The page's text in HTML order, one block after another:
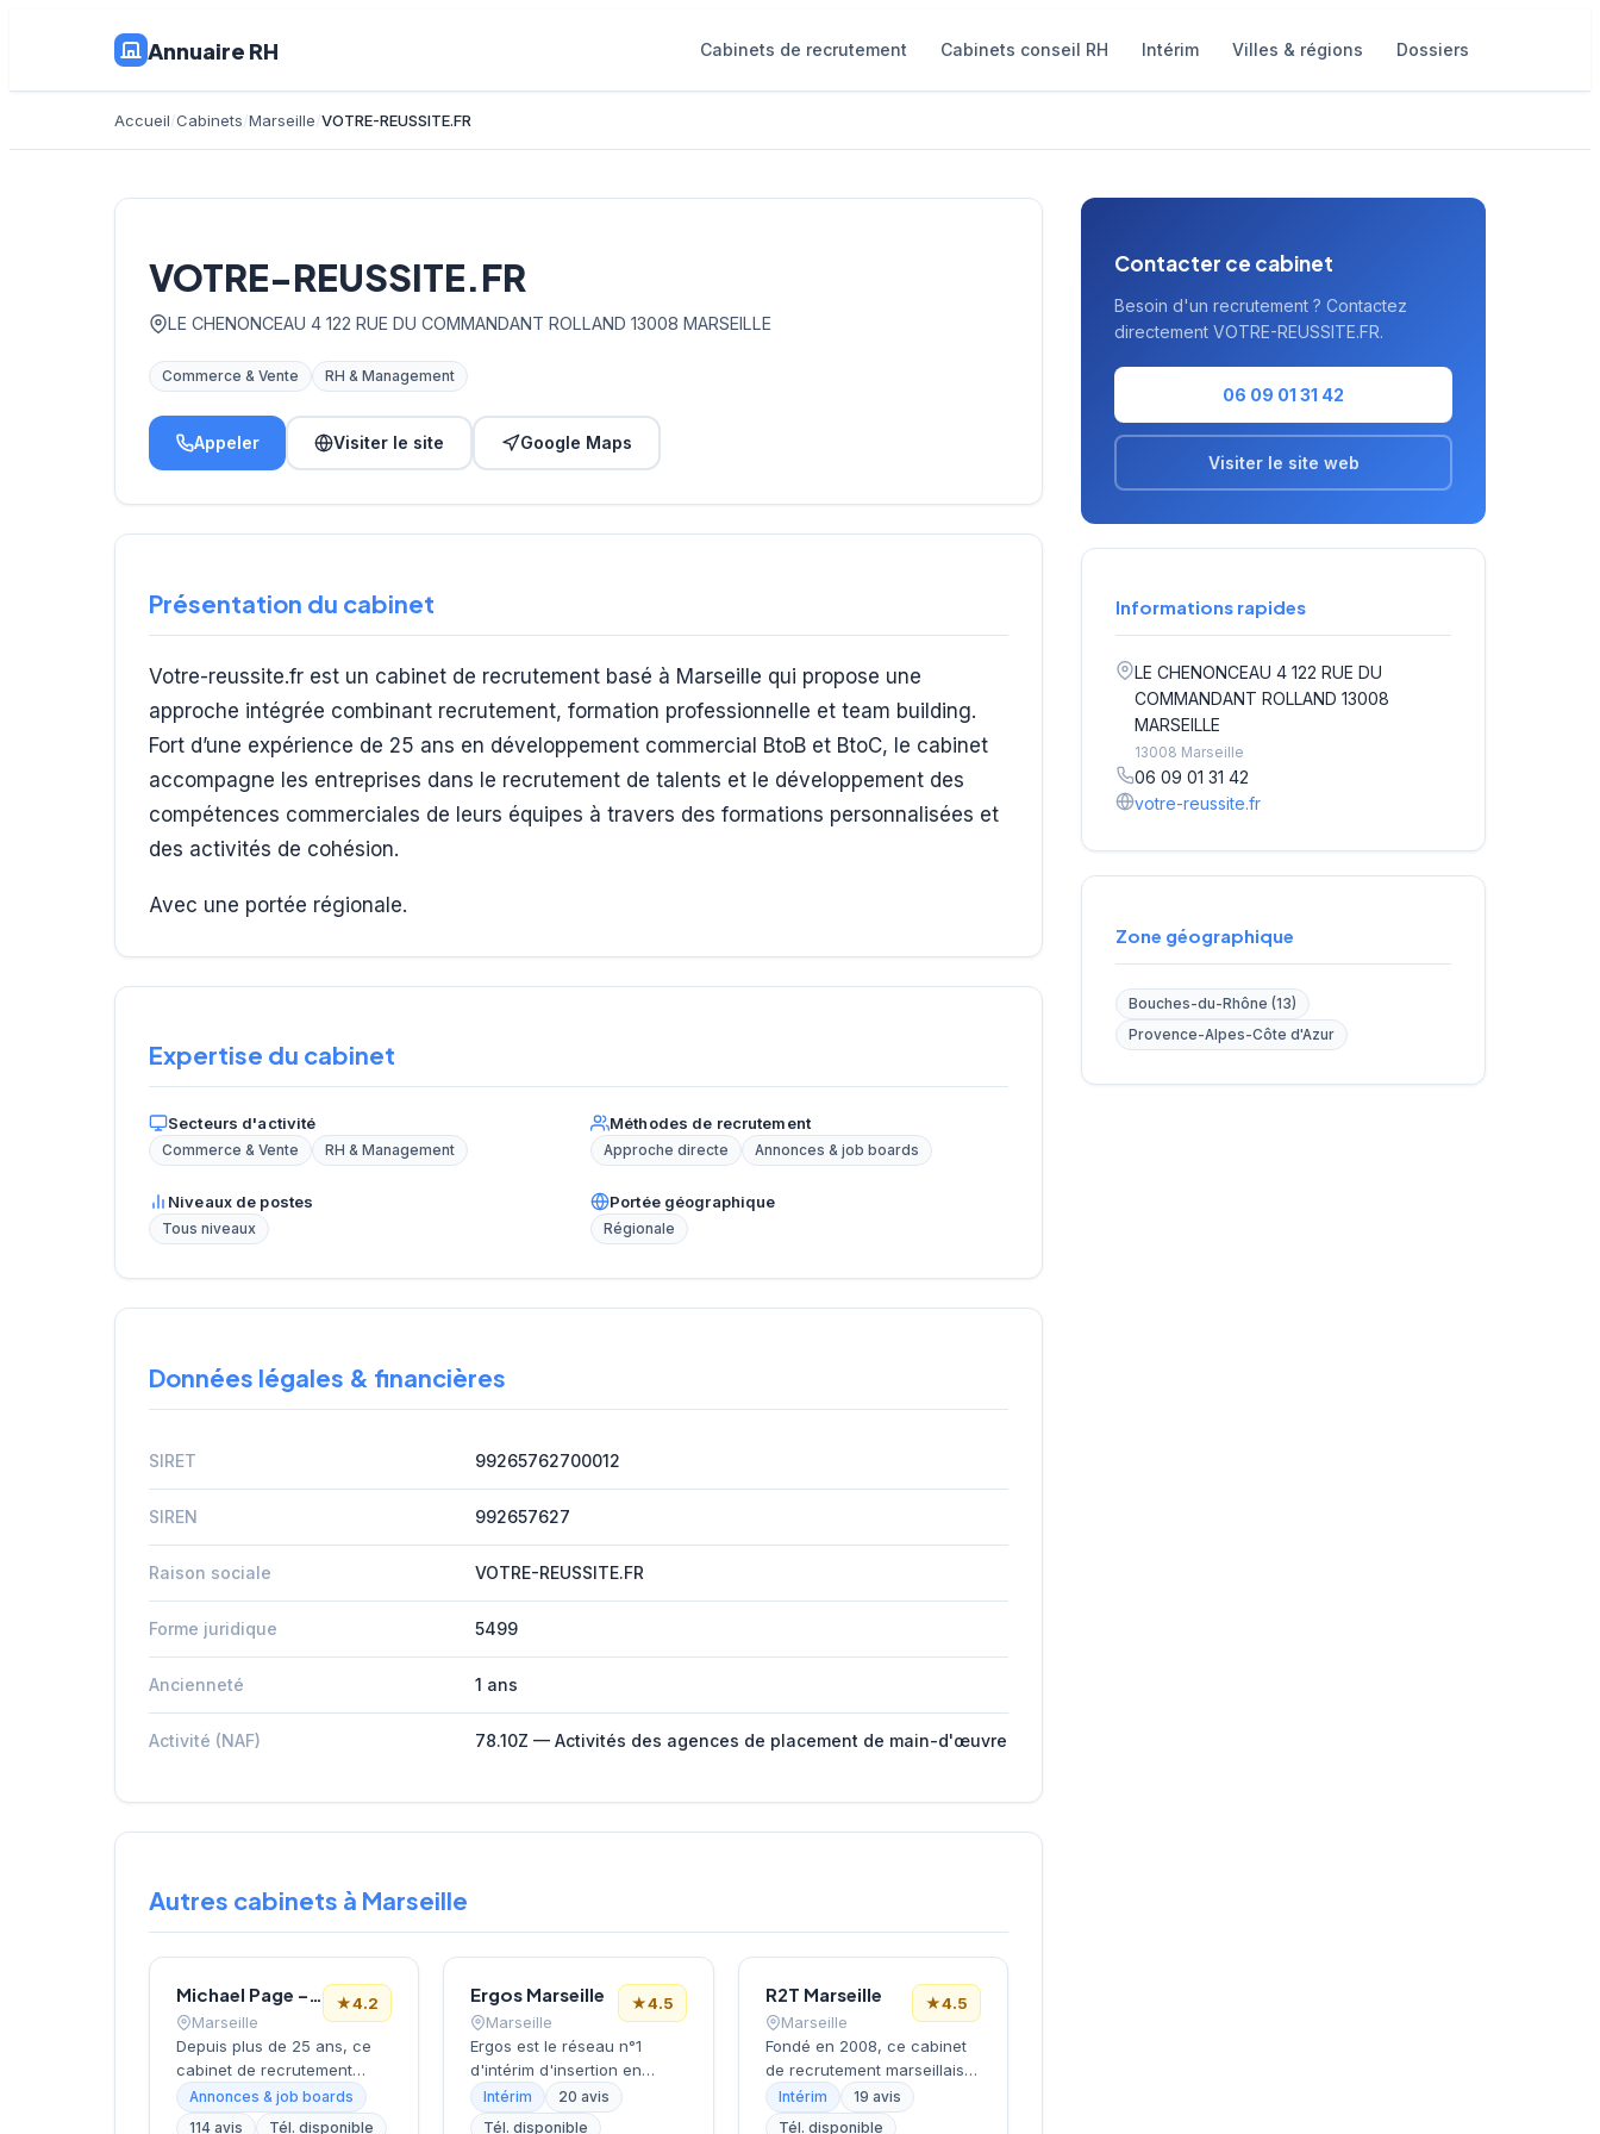
Annuaire RH Cabinets de recrutement Cabinets conseil RH Intérim Villes & régions Dossiers
Accueil Cabinets Marseille VOTRE-REUSSITE.FR
VOTRE-REUSSITE.FR
LE CHENONCEAU 4 122 RUE DU COMMANDANT ROLLAND 13008 MARSEILLE
Commerce & Vente RH & Management
Appeler Visiter le site Google Maps
Présentation du cabinet
Votre-reussite.fr est un cabinet de recrutement basé à Marseille qui propose une
approche intégrée combinant recrutement, formation professionnelle et team building.
Fort d’une expérience de 25 ans en développement commercial BtoB et BtoC, le cabinet
accompagne les entreprises dans le recrutement de talents et le développement des
compétences commerciales de leurs équipes à travers des formations personnalisées et
des activités de cohésion.
Avec une portée régionale.
Expertise du cabinet
Secteurs d'activité
Commerce & Vente RH & Management
Méthodes de recrutement
Approche directe Annonces & job boards
Niveaux de postes
Tous niveaux
Portée géographique
Régionale
Données légales & financières
SIRET 99265762700012
SIREN 992657627
Raison sociale VOTRE-REUSSITE.FR
Forme juridique 5499
Ancienneté 1 ans
Activité (NAF) 78.10Z — Activités des agences de placement de main-d'œuvre
Autres cabinets à Marseille
Michael Page – Cabinet de Recrutement Marseille
Marseille
★4.2
Depuis plus de 25 ans, ce
cabinet de recrutement
accompagne les entreprises
marseillaises dans leurs
Annonces & job boards
114 avis
Tél. disponible
Ergos Marseille
Marseille
★4.5
Ergos est le réseau n°1
d'intérim d'insertion en
France. Agence d'insertion
professionnelle spécialisée
Intérim
20 avis
Tél. disponible
R2T Marseille
Marseille
★4.5
Fondé en 2008, ce cabinet
de recrutement marseillais
opère depuis le 2e
arrondissement, dans le
Intérim
19 avis
Tél. disponible
Contacter ce cabinet
Besoin d'un recrutement ? Contactez
directement VOTRE-REUSSITE.FR.
06 09 01 31 42
Visiter le site web
Informations rapides
LE CHENONCEAU 4 122 RUE DU
COMMANDANT ROLLAND 13008
MARSEILLE
13008 Marseille
06 09 01 31 42
votre-reussite.fr
Zone géographique
Bouches-du-Rhône (13)
Provence-Alpes-Côte d'Azur